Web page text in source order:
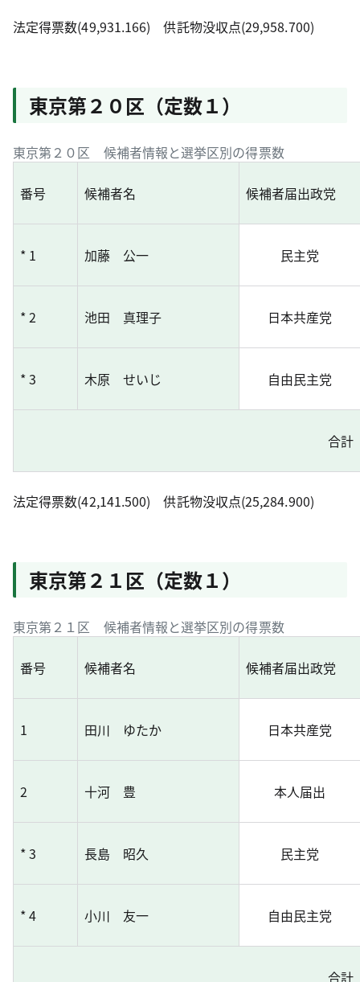
法定得票数(49,931.166) 供託物没収点(29,958.700)
東京第２０区（定数１）
東京第２０区 候補者情報と選挙区別の得票数
番号 候補者名 候補者届出政党
* 1 加藤 公一 民主党
* 2 池田 真理子 日本共産党
* 3 木原 せいじ 自由民主党
合計
法定得票数(42,141.500) 供託物没収点(25,284.900)
東京第２１区（定数１）
東京第２１区 候補者情報と選挙区別の得票数
番号 候補者名 候補者届出政党
1 田川 ゆたか 日本共産党
2 十河 豊 本人届出
* 3 長島 昭久 民主党
* 4 小川 友一 自由民主党
合計